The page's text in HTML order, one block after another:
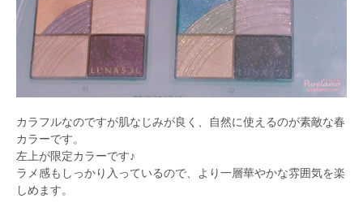
カラフルなのですが肌なじみが良く、自然に使えるのが素敵な春
カラーです。
左上が限定カラーです♪
ラメ感もしっかり入っているので、より一層華やかな雰囲気を楽
しめます。